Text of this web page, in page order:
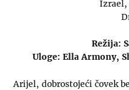
Izrael,
Režija:
Uloge: Ella Armony,
Arijel, dobrostojeći čovek